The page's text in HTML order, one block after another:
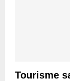
Tourisme